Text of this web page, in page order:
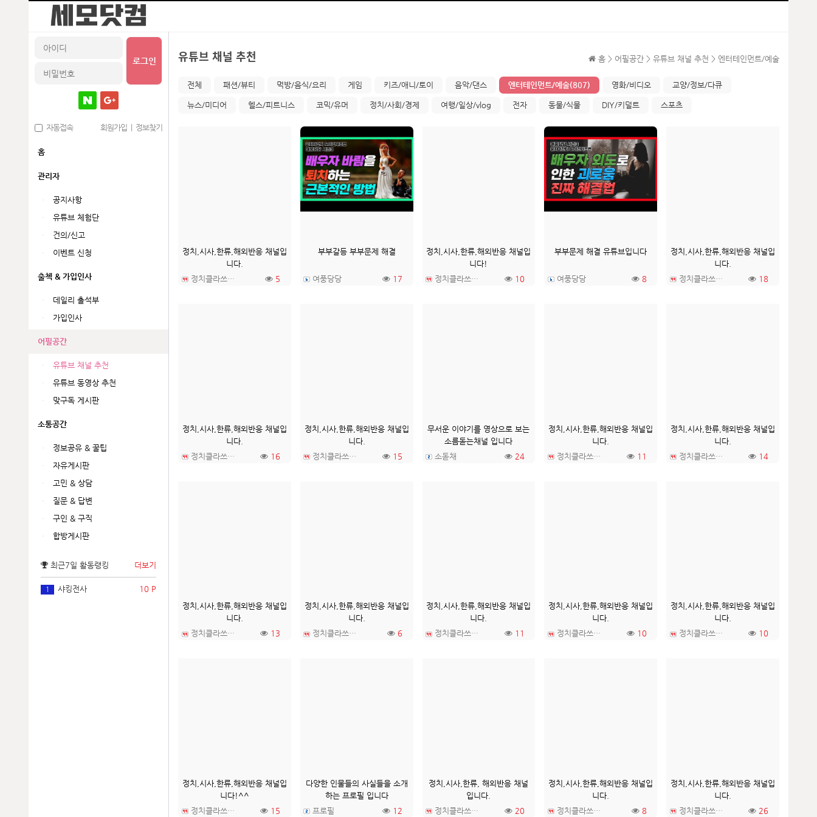
로그인
자동접속 회원가입 정보찾기
홈
관리자
공지사항
유튜브 체험단
건의/신고
이벤트 신청
출첵 & 가입인사
데일리 출석부
가입인사
어필공간
유튜브 채널 추천
유튜브 동영상 추천
맞구독 게시판
소통공간
정보공유 & 꿀팁
자유게시판
고민 & 상담
질문 & 답변
구인 & 구직
합방게시판
최근7일 활동랭킹 더보기
10 P
1 샤킹전사
홈 > 어필공간 > 유튜브 채널 추천 > 엔터테인먼트/예술
유튜브 채널 추천
전체 패션/뷰티 먹방/음식/요리 게임 키즈/애니/토이 음악/댄스 엔터테인먼트/예술(807) 영화/비디오 교양/정보/다큐
뉴스/미디어 헬스/피트니스 코믹/유머 정치/사회/경제 여행/일상/vlog 전자 동물/식물 DIY/키덜트 스포츠
정치,시사,한류,해외반응 채널입
니다.
정치클라쓰TV
5
부부갈등 부부문제 해결
여풍당당 17
정치,시사,한류,해외반응 채널입
니다!
정치클라쓰TV
10
부부문제 해결 유튜브입니다
여풍당당 8
정치,시사,한류,해외반응 채널입
니다.
정치클라쓰TV
18
정치,시사,한류,해외반응 채널입
니다.
정치클라쓰TV
16
정치,시사,한류,해외반응 채널입
니다.
정치클라쓰TV
15
무서운 이야기를 영상으로 보는
소름돋는채널 입니다
소돋채
24
정치,시사,한류,해외반응 채널입
니다.
정치클라쓰TV
11
정치,시사,한류,해외반응 채널입
니다.
정치클라쓰TV
14
정치,시사,한류,해외반응 채널입
니다.
정치클라쓰TV
13
정치,시사,한류,해외반응 채널입
니다.
정치클라쓰TV
6
정치,시사,한류,해외반응 채널입
니다.
정치클라쓰TV
11
정치,시사,한류,해외반응 채널입
니다.
정치클라쓰TV
10
정치,시사,한류,해외반응 채널입
니다.
정치클라쓰TV
10
정치,시사,한류,해외반응 채널입
니다!^^
정치클라쓰TV
15
다양한 인물들의 사실들을 소개
하는 프로필 입니다
프로필
12
정치,시사,한류, 해외반응 채널
입니다.
정치클라쓰TV
20
정치,시사,한류,해외반응 채널입
니다.
정치클라쓰TV
8
정치,시사,한류,해외반응 채널입
니다.
정치클라쓰TV
26